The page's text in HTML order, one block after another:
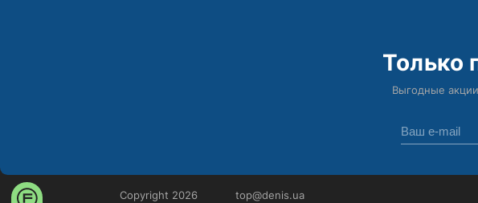
Только
Выгодные акции
Copyright 2026 top@denis.ua